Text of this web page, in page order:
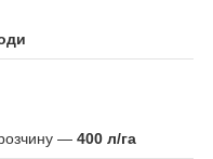
— 400 л/га